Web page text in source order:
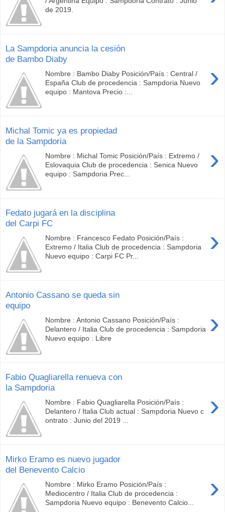
de 2019.
La Sampdoria anuncia la cesión
de Bambo Diaby
›
Nombre : Bambo Diaby Posición/País : Central /
España Club de procedencia : Sampdoria Nuevo
equipo : Mantova Precio :...
Michal Tomic ya es propiedad
de la Sampdoria
›
Nombre : Michal Tomic Posición/País : Extremo /
Eslovaquia Club de procedencia : Senica Nuevo
equipo : Sampdoria Prec...
Fedato jugará en la disciplina
del Carpi FC
›
Nombre : Francesco Fedato Posición/País :
Extremo / Italia Club de procedencia : Sampdoria
Nuevo equipo : Carpi FC Pr...
Antonio Cassano se queda sin
equipo
›
Nombre : Antonio Cassano Posición/País :
Delantero / Italia Club de procedencia : Sampdoria
Nuevo equipo : Libre
Fabio Quagliarella renueva con
la Sampdoria
›
Nombre : Fabio Quagliarella Posición/País :
Delantero / Italia Club actual : Sampdoria Nuevo c
ontrato : Junio del 2019 ...
Mirko Eramo es nuevo jugador
del Benevento Calcio
›
Nombre : Mirko Eramo Posición/País :
Mediocentro / Italia Club de procedencia :
Sampdoria Nuevo equipo : Benevento Calcio...